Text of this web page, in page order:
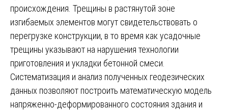
происхождения. Трещины в растянутой зоне
изгибаемых элементов могут свидетельствовать о
перегрузке конструкции, в то время как усадочные
трещины указывают на нарушения технологии
приготовления и укладки бетонной смеси.
Систематизация и анализ полученных геодезических
данных позволяют построить математическую модель
напряженно-деформированного состояния здания и